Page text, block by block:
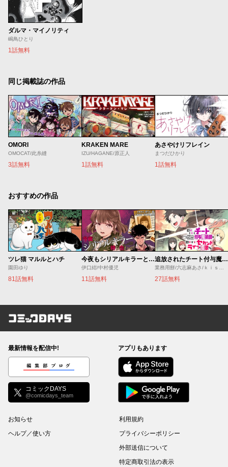
ダルマ・マイノリティ
嶋鳥ひとり
1話無料
同じ掲載誌の作品
OMORI
OMOCAT/此糸縫
3話無料
KRAKEN MARE
IZU/HAGANE/原正人
1話無料
あさやけリフレイン
まつだひかり
1話無料
おすすめの作品
ツレ猫 マルルとハチ
園田ゆり
81話無料
今夜もシリアルキラーと待ち合わせ
伊口紺/中村優児
11話無料
追放されたチート付与魔術師は気ままなセカンドライフを謳歌する。 ～俺は武器だけじゃなく、あらゆるものに『強化ポイント』を付与できるし、俺の意思でいつでも効果を解除できるけど、残った人たち大丈夫？～
27話無料
コミックDAYS
最新情報を配信中!
編集部ブログ
コミックDAYS
@comicdays_team
アプリもあります
お知らせ
ヘルプ／使い方
利用規約
プライバシーポリシー
外部送信について
特定商取引法の表示